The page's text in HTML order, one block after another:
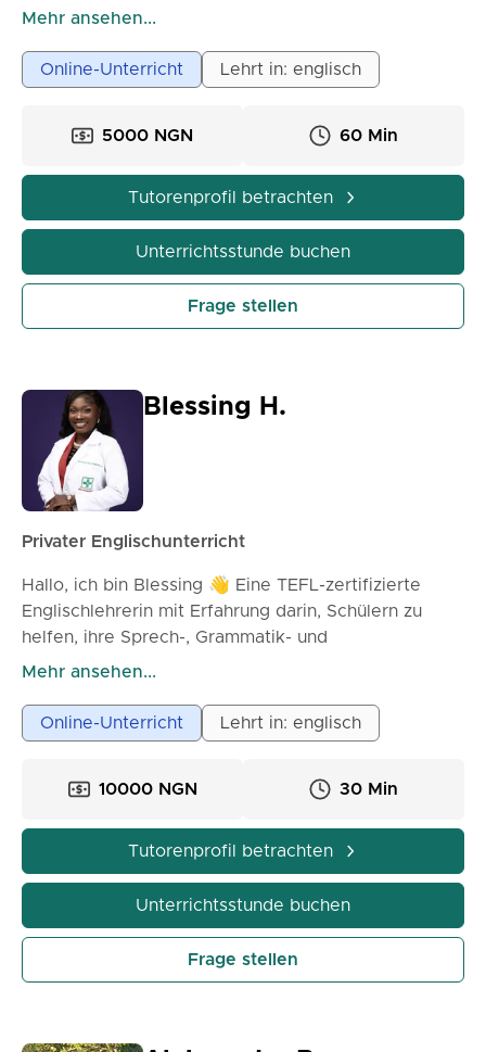
und Selbstvertrauenstraining – und verwandelt
Mehr ansehen...
Online-Unterricht Lehrt in: englisch
5000 NGN 60 Min
Tutorenprofil betrachten
Unterrichtsstunde buchen
Frage stellen
Blessing H.
Privater Englischunterricht
Hallo, ich bin Blessing 👋 Eine TEFL-zertifizierte
Englischlehrerin mit Erfahrung darin, Schülern zu
helfen, ihre Sprech-, Grammatik- und
Prüfungsfähigkeiten zu verbessern (IELTS,
interaktiv und auf Ihre Ziele zugeschnitten, mit viel
Übung und Echtzeit-Feedback. Mit mir zu lernen
klare Kommunikation auf Englisch aufzubauen.
Mehr ansehen...
Online-Unterricht Lehrt in: englisch
10000 NGN 30 Min
Tutorenprofil betrachten
Unterrichtsstunde buchen
Frage stellen